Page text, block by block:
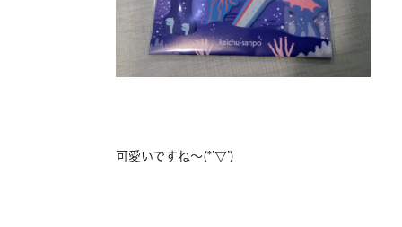
可愛いですね～(*’▽’)